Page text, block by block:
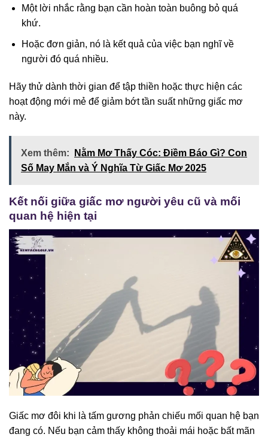
Một lời nhắc rằng bạn cần hoàn toàn buông bỏ quá
khứ.
Hoặc đơn giản, nó là kết quả của việc bạn nghĩ về
người đó quá nhiều.
Hãy thử dành thời gian để tập thiền hoặc thực hiện các
hoạt động mới mẻ để giảm bớt tần suất những giấc mơ
này.
Xem thêm:
Nằm Mơ Thấy Cóc: Điềm Báo Gì? Con
Số May Mắn và Ý Nghĩa Từ Giấc Mơ 2025
Kết nối giữa giấc mơ người yêu cũ và mối
quan hệ hiện tại
Giấc mơ đôi khi là tấm gương phản chiếu mối quan hệ bạn
đang có. Nếu bạn cảm thấy không thoải mái hoặc bất mãn